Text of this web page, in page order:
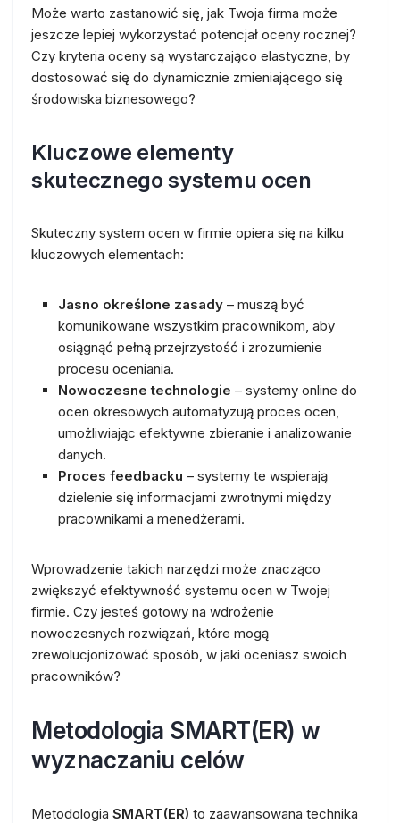
Może warto zastanowić się, jak Twoja firma może
jeszcze lepiej wykorzystać potencjał oceny rocznej?
Czy kryteria oceny są wystarczająco elastyczne, by
dostosować się do dynamicznie zmieniającego się
środowiska biznesowego?
Kluczowe elementy
skutecznego systemu ocen
Skuteczny system ocen w firmie opiera się na kilku
kluczowych elementach:
Jasno określone zasady – muszą być
komunikowane wszystkim pracownikom, aby
osiągnąć pełną przejrzystość i zrozumienie
procesu oceniania.
Nowoczesne technologie – systemy online do
ocen okresowych automatyzują proces ocen,
umożliwiając efektywne zbieranie i analizowanie
danych.
Proces feedbacku – systemy te wspierają
dzielenie się informacjami zwrotnymi między
pracownikami a menedżerami.
Wprowadzenie takich narzędzi może znacząco
zwiększyć efektywność systemu ocen w Twojej
firmie. Czy jesteś gotowy na wdrożenie
nowoczesnych rozwiązań, które mogą
zrewolucjonizować sposób, w jaki oceniasz swoich
pracowników?
Metodologia SMART(ER) w
wyznaczaniu celów
Metodologia SMART(ER) to zaawansowana technika